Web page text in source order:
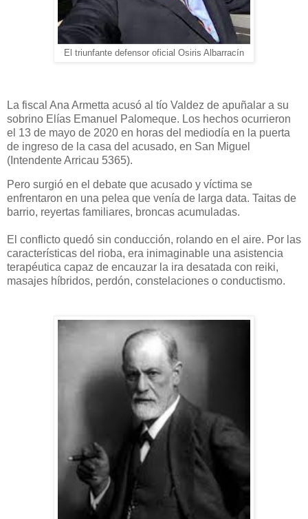
El triunfante defensor oficial Osiris Albarracín
La fiscal Ana Armetta acusó al tío Valdez de apuñalar a su
sobrino Elías Emanuel Palomeque. Los hechos ocurrieron
el 13 de mayo de 2020 en horas del mediodía en la puerta
de ingreso de la casa del acusado, en San Miguel
(Intendente Arricau 5365).
Pero surgió en el debate que acusado y víctima se
enfrentaron en una pelea que venía de larga data. Taitas de
barrio, reyertas familiares, broncas acumuladas.
El conflicto quedó sin conducción, rolando en el aire. Por las
características del rioba, era inimaginable una asistencia
terapéutica capaz de encauzar la ira desatada con reiki,
masajes híbridos, perdón, constelaciones o conductismo.